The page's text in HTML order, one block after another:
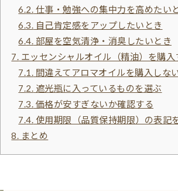
6.2. 仕事・勉強への集中力を高めたい
6.3. 自己肯定感をアップしたいとき
6.4. 部屋を空気清浄・消臭したいとき
7. エッセンシャルオイル（精油）を購入
7.1. 間違えてアロマオイルを購入しな
7.2. 遮光瓶に入っているものを選ぶ
7.3. 価格が安すぎないか確認する
7.4. 使用期限（品質保持期限）の表記
8. まとめ